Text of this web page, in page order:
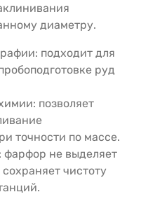
диаметру.
подходит для
руд
позволяет
точности по массе.
фарфор не выделяет
чистоту